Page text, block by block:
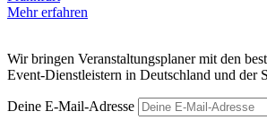
Mehr erfahren
Wir bringen Veranstaltungsplaner mit den
Event-Dienstleistern in Deutschland und der
Deine E-Mail-Adresse